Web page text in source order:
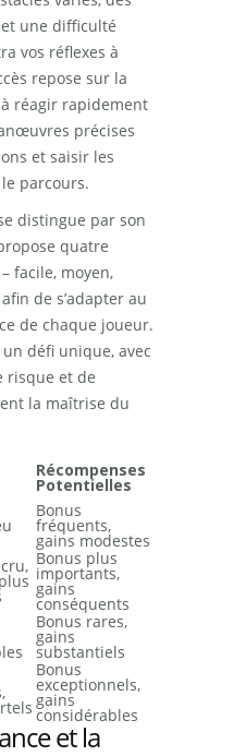
une difficulté
vos réflexes à
repose sur la
réagir rapidement
précises
et saisir les
parcours.
distingue par son
quatre
facile, moyen,
de s’adapter au
de chaque joueur.
défi unique, avec
risque et de
la maîtrise du
Récompenses
Potentielles
Bonus
fréquents,
gains modestes
Bonus plus
importants,
gains
conséquents
Bonus rares,
gains
substantiels
Bonus
exceptionnels,
gains
considérables
et la